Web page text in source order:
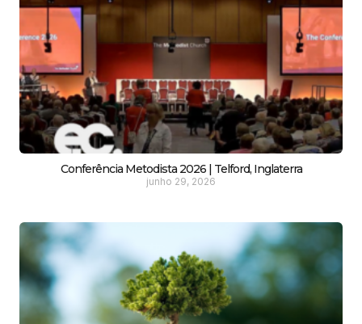
Conferência Metodista 2026 | Telford, Inglaterra
junho 29, 2026